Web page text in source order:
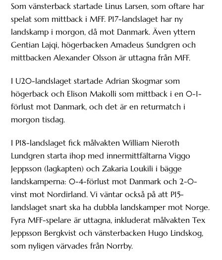
Som vänsterback startade Linus Larsen, som oftare har
spelat som mittback i MFF. P17-landslaget har ny
landskamp i morgon, då mot Danmark. Även yttern
Gentian Lajqi, högerbacken Amadeus Sundgren och
mittbacken Alexander Olsson är uttagna från MFF.
I U20-landslaget startade Adrian Skogmar som
högerback och Elison Makolli som mittback i en 0-1-
förlust mot Danmark, och det är en returmatch i
morgon tisdag.
I P18-landslaget fick målvakten William Nieroth
Lundgren starta ihop med innermittfältarna Viggo
Jeppsson (lagkapten) och Zakaria Loukili i bägge
landskamperna: 0-4-förlust mot Danmark och 2-0-
vinst mot Nordirland. Vi väntar också på att P15-
landslaget snart ska ha dubbla landskamper mot Norge.
Fyra MFF-spelare är uttagna, inkluderat målvakten Tex
Jeppsson Bergkvist och vänsterbacken Hugo Lindskog,
som nyligen värvades från Norrby.